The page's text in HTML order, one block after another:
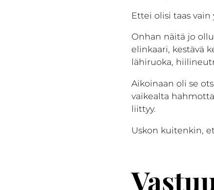
Ettei olisi taas
Onhan näitä jo
elinkaari, kestävä
lähiruoka,
Aikoinaan oli se
vaikealta
liittyy.
Uskon kuitenkin,